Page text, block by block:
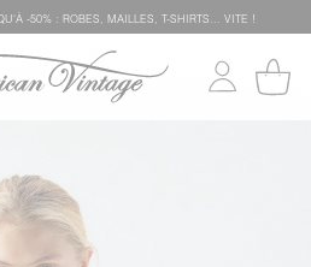
-50% : ROBES, MAILLES, T-SHIRTS... VITE !